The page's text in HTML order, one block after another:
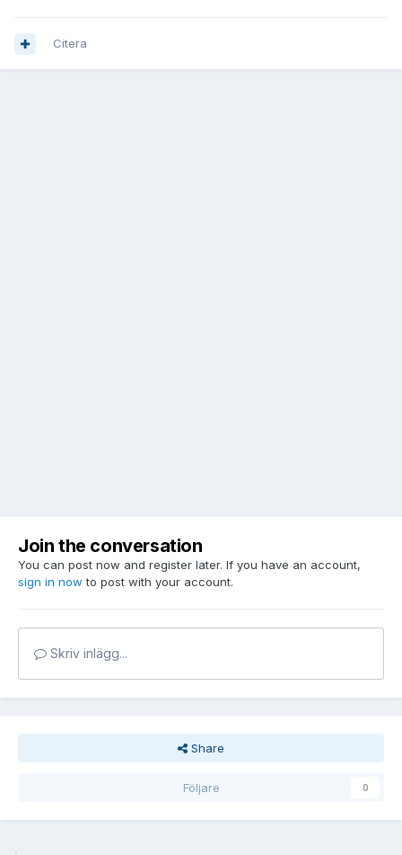
Citera
Join the conversation
You can post now and register later. If you have an account,
sign in now to post with your account.
Skriv inlägg...
Share
Följare 0